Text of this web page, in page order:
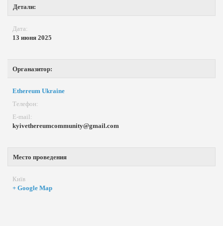
Детали:
Дата:
13 июня 2025
Органазитор:
Ethereum Ukraine
Телефон:
Е-mail:
kyivethereumcommunity@gmail.com
Место проведения
Київ
+ Google Map